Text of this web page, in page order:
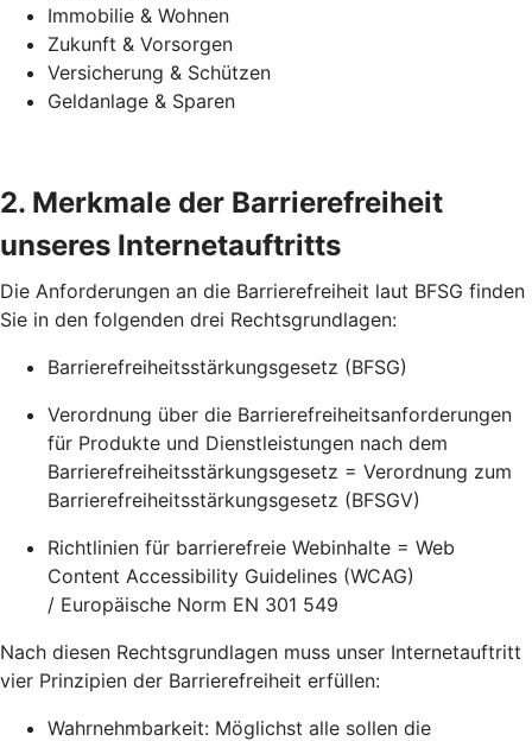
Immobilie & Wohnen
Zukunft & Vorsorgen
Versicherung & Schützen
Geldanlage & Sparen
2. Merkmale der Barrierefreiheit
unseres Internetauftritts
Die Anforderungen an die Barrierefreiheit laut BFSG finden
Sie in den folgenden drei Rechtsgrundlagen:
Barrierefreiheitsstärkungsgesetz (BFSG)
Verordnung über die Barrierefreiheitsanforderungen
für Produkte und Dienstleistungen nach dem
Barrierefreiheitsstärkungsgesetz = Verordnung zum
Barrierefreiheitsstärkungsgesetz (BFSGV)
Richtlinien für barrierefreie Webinhalte = Web
Content Accessibility Guidelines (WCAG)
/ Europäische Norm EN 301 549
Nach diesen Rechtsgrundlagen muss unser Internetauftritt
vier Prinzipien der Barrierefreiheit erfüllen:
Wahrnehmbarkeit: Möglichst alle sollen die